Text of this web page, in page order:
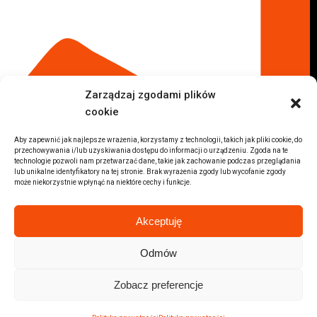
Zarządzaj zgodami plików
cookie
Aby zapewnić jak najlepsze wrażenia, korzystamy z technologii, takich jak pliki cookie, do
przechowywania i/lub uzyskiwania dostępu do informacji o urządzeniu. Zgoda na te
technologie pozwoli nam przetwarzać dane, takie jak zachowanie podczas przeglądania
lub unikalne identyfikatory na tej stronie. Brak wyrażenia zgody lub wycofanie zgody
może niekorzystnie wpłynąć na niektóre cechy i funkcje.
Akceptuję
Odmów
Zobacz preferencje
Komis samochodowy Opole
Komis samochodowy Lublin
Komis samochodowy Sochaczew
Inne Lokalizacje
Auta z USA Rzeszów
Auta z USA Białystok
Auta z USA Kraków
Marki samochodów
Sprzedam BMW
Wszystkie marki samochodów